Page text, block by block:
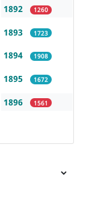
1892 1260
1893 1723
1894 1908
1895 1672
1896 1561